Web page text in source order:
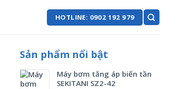
HOTLINE: 0902 192 979
Sản phẩm nổi bật
Máy bơm tăng áp biến tần
SEKITANI SZ2-42